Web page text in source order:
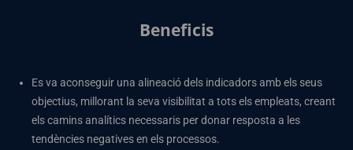
Beneficis
Es va aconseguir una alineació dels indicadors amb els seus
objectius, millorant la seva visibilitat a tots els empleats, creant
els camins analítics necessaris per donar resposta a les
tendències negatives en els processos.